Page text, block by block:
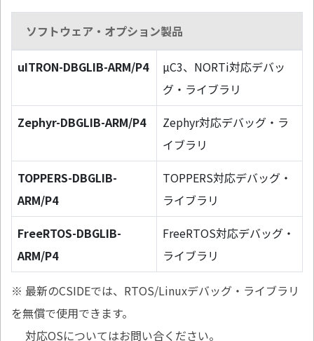
ソフトウェア・オプション製品
uITRON-DBGLIB-ARM/P4
µC3、NORTi対応デバッ
グ・ライブラリ
Zephyr-DBGLIB-ARM/P4
Zephyr対応デバッグ・ラ
イブラリ
TOPPERS-DBGLIB-
ARM/P4
TOPPERS対応デバッグ・
ライブラリ
FreeRTOS-DBGLIB-
ARM/P4
FreeRTOS対応デバッグ・
ライブラリ
※ 最新のCSIDEでは、RTOS/Linuxデバッグ・ライブラリ
を無償で使用できます。
対応OSについてはお問い合ください。